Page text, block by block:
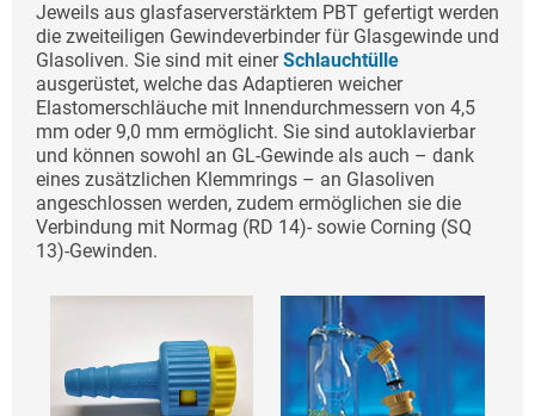
Jeweils aus glasfaserverstärktem PBT gefertigt werden
die zweiteiligen Gewindeverbinder für Glasgewinde und
Glasoliven. Sie sind mit einerSchlauchtülle
ausgerüstet, welche das Adaptieren weicher
Elastomerschläuche mit Innendurchmessern von 4,5
mm oder 9,0 mm ermöglicht. Sie sind autoklavierbar
und können sowohl an GL-Gewinde als auch – dank
eines zusätzlichen Klemmrings – an Glasoliven
angeschlossen werden, zudem ermöglichen sie die
Verbindung mit Normag (RD 14)- sowie Corning (SQ
13)-Gewinden.